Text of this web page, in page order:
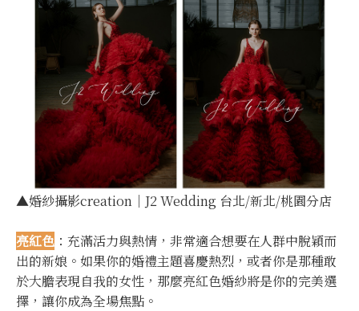
▲婚紗攝影creation｜J2 Wedding 台北/新北/桃園分店
亮紅色 ：充滿活力與熱情，非常適合想要在人群中脫穎而
出的新娘。如果你的婚禮主題喜慶熱烈，或者你是那種敢
於大膽表現自我的女性，那麼亮紅色婚紗將是你的完美選
擇，讓你成為全場焦點。